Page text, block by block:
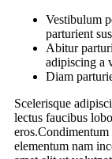
Vestibulum
parturient
Abitur
adipiscing a
Diam
Scelerisque
lectus faucibus
elementum nam